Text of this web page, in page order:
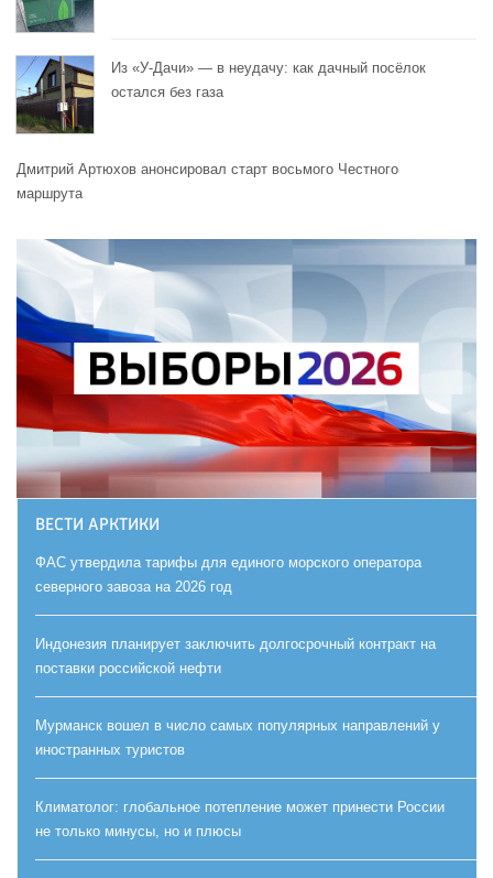
Из «У-Дачи» — в неудачу: как дачный посёлок
остался без газа
Дмитрий Артюхов анонсировал старт восьмого Честного
маршрута
ВЕСТИ АРКТИКИ
ФАС утвердила тарифы для единого морского оператора
северного завоза на 2026 год
Индонезия планирует заключить долгосрочный контракт на
поставки российской нефти
Мурманск вошел в число самых популярных направлений у
иностранных туристов
Климатолог: глобальное потепление может принести России
не только минусы, но и плюсы